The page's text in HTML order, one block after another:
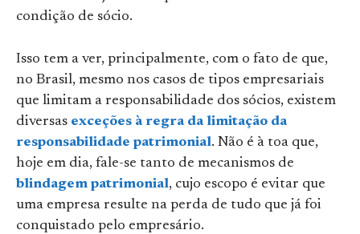
condição de sócio.
Isso tem a ver, principalmente, com o fato de que,
no Brasil, mesmo nos casos de tipos empresariais
que limitam a responsabilidade dos sócios, existem
diversas exceções à regra da limitação da
responsabilidade patrimonial. Não é à toa que,
hoje em dia, fale-se tanto de mecanismos de
blindagem patrimonial, cujo escopo é evitar que
uma empresa resulte na perda de tudo que já foi
conquistado pelo empresário.